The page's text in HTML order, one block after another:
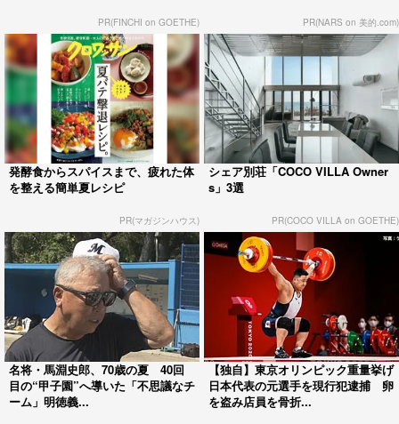
PR(FINCHI on GOETHE) PR(NARS on 美的.com)
発酵食からスパイスまで、疲れた体
を整える簡単夏レシピ
PR(マガジンハウス)
シェア別荘「COCO VILLA Owner
s」3選
PR(COCO VILLA on GOETHE)
名将・馬淵史郎、70歳の夏 40回
目の“甲子園”へ導いた「不思議なチ
ーム」明徳義...
【独自】東京オリンピック重量挙げ
日本代表の元選手を現行犯逮捕 卵
を盗み店員を骨折...